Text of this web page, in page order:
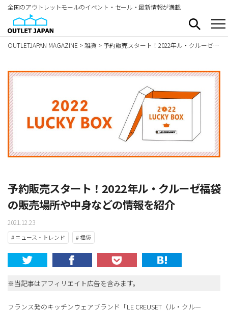
全国のアウトレットモールのイベント・セール・最新情報が満載
OUTLETJAPAN MAGAZINE >雑貨 > 予約販売スタート！2022年ル・クルーゼ福袋の販売場所や中身などの情報を紹介
予約販売スタート！2022年ル・クルーゼ福袋
の販売場所や中身などの情報を紹介
2021.12.23
# ニュース・トレンド # 福袋
※当記事はアフィリエイト広告を含みます。
フランス発のキッチンウェアブランド「LE CREUSET（ル・クルー